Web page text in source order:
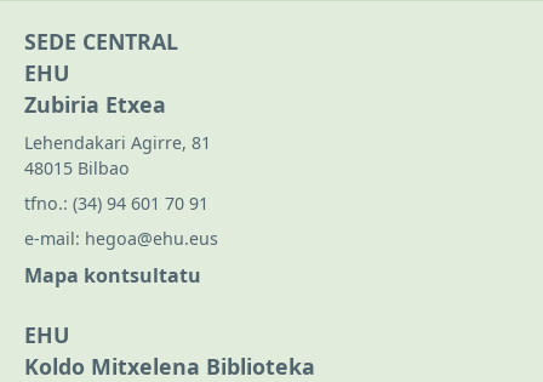
SEDE CENTRAL
EHU
Zubiria Etxea
Lehendakari Agirre, 81
48015 Bilbao
tfno.: (34) 94 601 70 91
e-mail: hegoa@ehu.eus
Mapa kontsultatu
EHU
Koldo Mitxelena Biblioteka